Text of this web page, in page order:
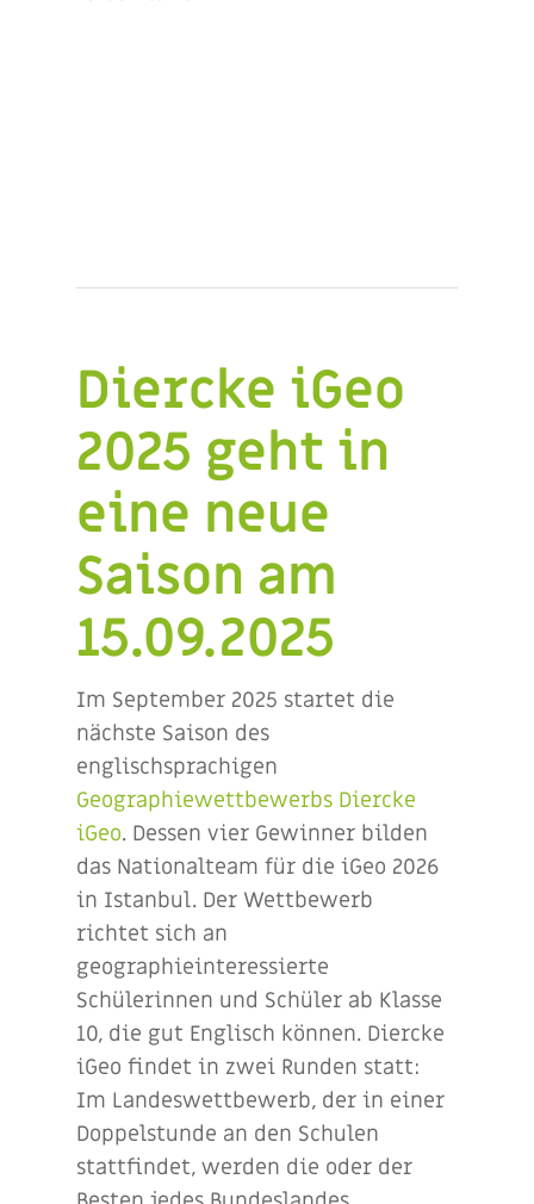
Diercke iGeo
2025 geht in
eine neue
Saison am
15.09.2025
Im September 2025 startet die
nächste Saison des
englischsprachigen
Geographiewettbewerbs Diercke
iGeo. Dessen vier Gewinner bilden
das Nationalteam für die iGeo 2026
in Istanbul. Der Wettbewerb
richtet sich an
geographieinteressierte
Schülerinnen und Schüler ab Klasse
10, die gut Englisch können. Diercke
iGeo findet in zwei Runden statt:
Im Landeswettbewerb, der in einer
Doppelstunde an den Schulen
stattfindet, werden die oder der